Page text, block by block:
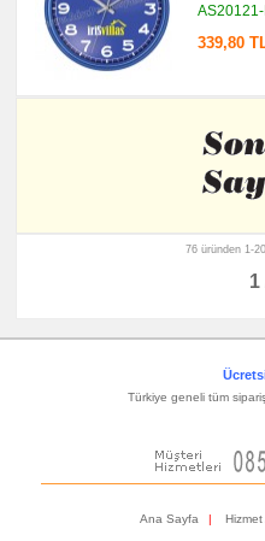
339,80
76 üründen 1-
1
Türkiye geneli tüm
Ana Sayfa Hizmet